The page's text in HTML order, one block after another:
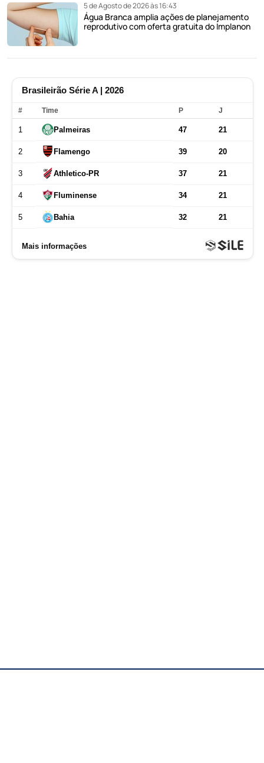
5 de Agosto de 2026 às 16:43
Água Branca amplia ações de planejamento
reprodutivo com oferta gratuita do Implanon